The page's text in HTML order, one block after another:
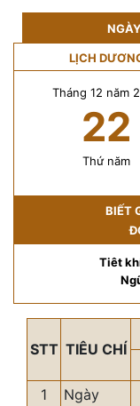
LỊCH
Tháng 12 năm
22
Thứ năm
BIẾT
Tiêt
STT TIÊU CHÍ
1
Ngày